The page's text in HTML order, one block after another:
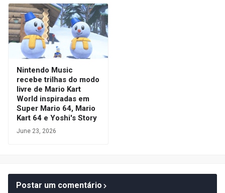
Nintendo Music
recebe trilhas do modo
livre de Mario Kart
World inspiradas em
Super Mario 64, Mario
Kart 64 e Yoshi's Story
June 23, 2026
Postar um comentário